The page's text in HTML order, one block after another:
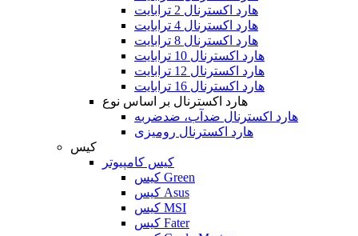
هارد اکسترنال 2 ترابایت
هارد اکسترنال 4 ترابایت
هارد اکسترنال 8 ترابایت
هارد اکسترنال 10 ترابایت
هارد اکسترنال 12 ترابایت
هارد اکسترنال 16 ترابایت
هارد اکسترنال بر اساس نوع
هارد اکسترنال ضدآب، ضدضربه
هارد اکسترنال رومیزی
کیس
کیس کامپیوتر
کیس Green
کیس Asus
کیس MSI
کیس Fater